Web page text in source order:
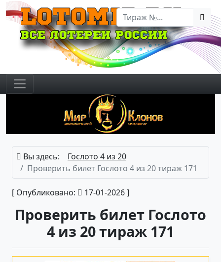
Вы здесь:
Гослото 4 из 20
Проверить билет Гослото 4 из 20 тираж 171
[ Опубликовано: 17-01-2026 ]
Проверить билет Гослото
4 из 20 тираж 171